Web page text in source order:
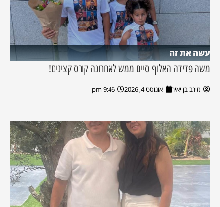
עשה את זה
משה פדידה האלוף סיים ממש לאחרונה קורס קצינים!
מירב בן יאיר אוגוסט 4, 2026 9:46 pm